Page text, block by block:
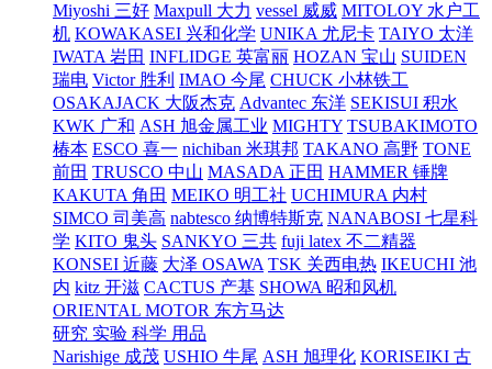
Miyoshi 三好 Maxpull 大力 vessel 威威 MITOLOY 水户工
机 KOWAKASEI 兴和化学 UNIKA 尤尼卡 TAIYO 太洋
IWATA 岩田 INFLIDGE 英富丽 HOZAN 宝山 SUIDEN
瑞电 Victor 胜利 IMAO 今尾 CHUCK 小林铁工
OSAKAJACK 大阪杰克 Advantec 东洋 SEKISUI 积水
KWK 广和 ASH 旭金属工业 MIGHTY TSUBAKIMOTO
椿本 ESCO 喜一 nichiban 米琪邦 TAKANO 高野 TONE
前田 TRUSCO 中山 MASADA 正田 HAMMER 锤牌
KAKUTA 角田 MEIKO 明工社 UCHIMURA 内村
SIMCO 司美高 nabtesco 纳博特斯克 NANABOSI 七星科
学 KITO 鬼头 SANKYO 三共 fuji latex 不二精器
KONSEI 近藤 大泽 OSAWA TSK 关西电热 IKEUCHI 池
内 kitz 开滋 CACTUS 产基 SHOWA 昭和风机
ORIENTAL MOTOR 东方马达
研究 实验 科学 用品
Narishige 成茂 USHIO 牛尾 ASH 旭理化 KORISEIKI 古